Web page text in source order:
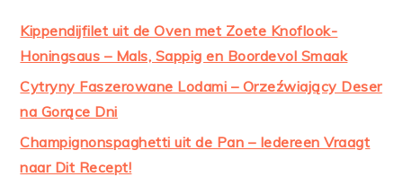
Kippendijfilet uit de Oven met Zoete Knoflook-
Honingsaus – Mals, Sappig en Boordevol Smaak
Cytryny Faszerowane Lodami – Orzeźwiający Deser
na Gorące Dni
Champignonspaghetti uit de Pan – Iedereen Vraagt
naar Dit Recept!